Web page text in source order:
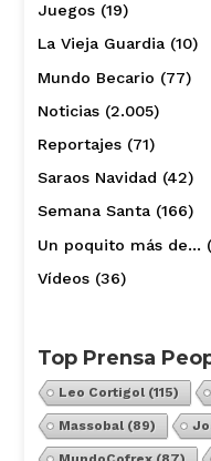
Juegos(19)
La Vieja Guardia(10)
Mundo Becario (77)
Noticias(2.005)
Reportajes(71)
Saraos Navidad (42)
Semana Santa(166)
Un poquito más de…
Vídeos(36)
Top Prensa
Leo Cortigol(115)
Massobal(89)